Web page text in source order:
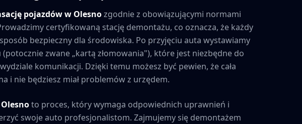
pojazdów w Olesnozgodnie z obowiązującymi normami
certyfikowaną stację demontażu, co oznacza, że każdy
bezpieczny dla środowiska. Po przyjęciu auta wystawiamy
zwane „kartą złomowania"), które jest niezbędne do
komunikacji. Dzięki temu możesz być pewien, że cała
i nie będziesz miał problemów z urzędem.
Olesnoto proces, który wymaga odpowiednich uprawnień i
swoje auto profesjonalistom. Zajmujemy się demontażem